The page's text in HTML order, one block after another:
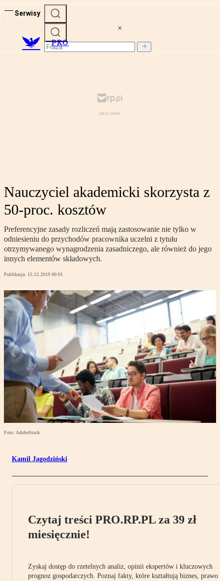
Serwisy
PRO
Nauczyciel akademicki skorzysta z
50-proc. kosztów
Preferencyjne zasady rozliczeń mają zastosowanie nie tylko w
odniesieniu do przychodów pracownika uczelni z tytułu
otrzymywanego wynagrodzenia zasadniczego, ale również do jego
innych elementów składowych.
Publikacja: 15.12.2019 00:01
Foto: AdobeStock
Kamil Jagodziński
Czytaj treści PRO.RP.PL za 39 zł
miesięcznie!
Zyskaj dostęp do rzetelnych analiz, opinii ekspertów i kluczowych
prognoz gospodarczych. Poznaj fakty, które kształtują biznes, prawo